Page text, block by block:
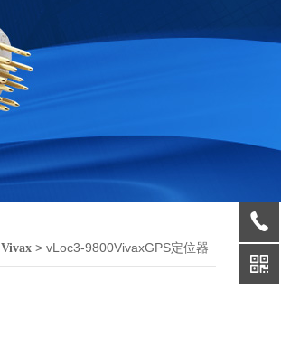
Vivax > vLoc3-9800VivaxGPS定位器